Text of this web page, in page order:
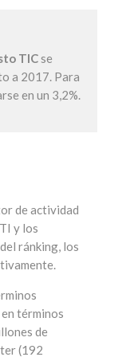
TICse
a 2017. Para
en un 3,2%.
de actividad
y los
ránking, los
términos
de
(192